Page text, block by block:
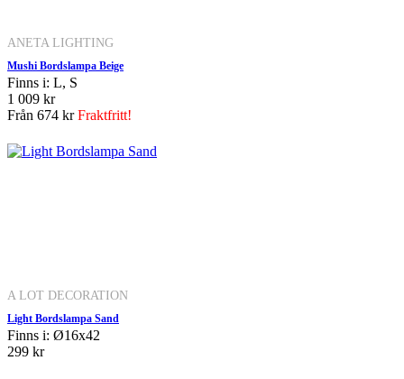
ANETA LIGHTING
Mushi Bordslampa Beige
Finns i: L, S
1 009 kr
Från 674 krFraktfritt!
A LOT DECORATION
Light Bordslampa Sand
Finns i: Ø16x42
299 kr